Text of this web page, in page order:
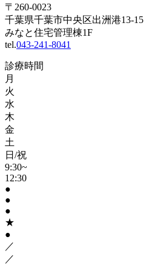
〒260-0023
千葉県千葉市中央区出洲港13-15
みなと住宅管理棟1F
tel.043-241-8041
診療時間
月
火
水
木
金
土
日/祝
9:30~
12:30
●
●
●
★
●
／
／